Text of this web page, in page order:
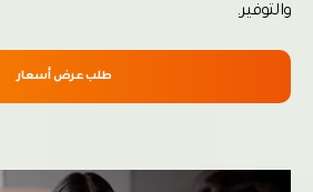
والتوفير.
طلب عرض أسعار